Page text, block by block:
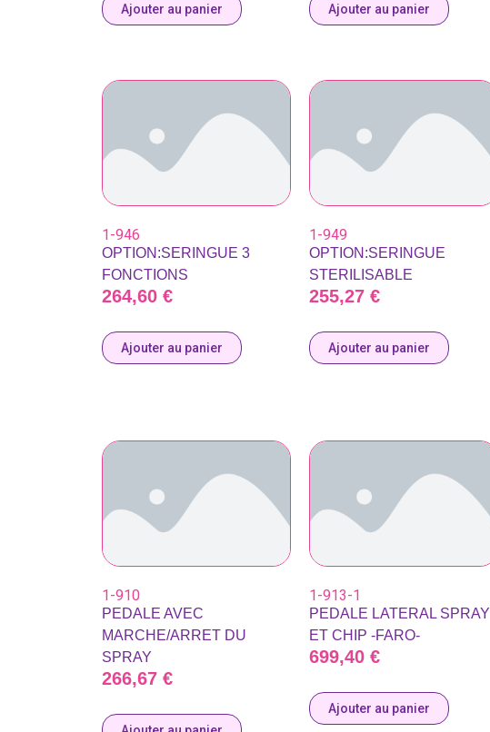
Ajouter au panier Ajouter au panier
1-946
OPTION:SERINGUE 3
FONCTIONS
264,60 €
Ajouter au panier
1-949
OPTION:SERINGUE
STERILISABLE
255,27 €
Ajouter au panier
1-910
PEDALE AVEC
MARCHE/ARRET DU
SPRAY
266,67 €
1-913-1
PEDALE LATERAL SPRAY
ET CHIP -FARO-
699,40 €
Ajouter au panier